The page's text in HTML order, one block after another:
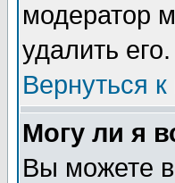
модератор
удалить его.
Вернуться
Могу ли я
Вы можете